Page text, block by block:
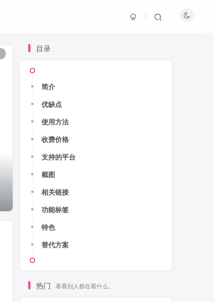
目录
简介
优缺点
使用方法
收费价格
支持的平台
截图
相关链接
功能标签
特色
替代方案
热门 看看别人都在看什么。